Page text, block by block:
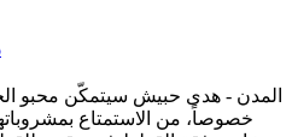
المدن - هدى حبيش سيتمكّن محبو
خصوصاً، من الاستمتاع